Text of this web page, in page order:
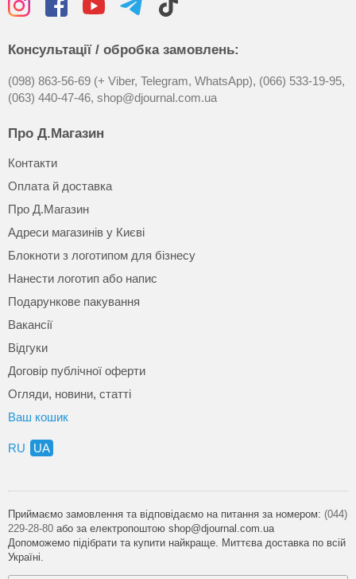
Консультації / обробка замовлень:
(098) 863-56-69 (+ Viber, Telegram, WhatsApp), (066) 533-19-95,
(063) 440-47-46, shop@djournal.com.ua
Про Д.Магазин
Контакти
Оплата й доставка
Про Д.Магазин
Адреси магазинів у Києві
Блокноти з логотипом для бізнесу
Нанести логотип або напис
Подарункове пакування
Вакансії
Відгуки
Договір публічної оферти
Огляди, новини, статті
Ваш кошик
RU UA
Приймаємо замовлення та відповідаємо на питання за номером: (044)
229-28-80 або за електропоштою shop@djournal.com.ua
Допоможемо підібрати та купити найкраще. Миттєва доставка по всій
Україні.